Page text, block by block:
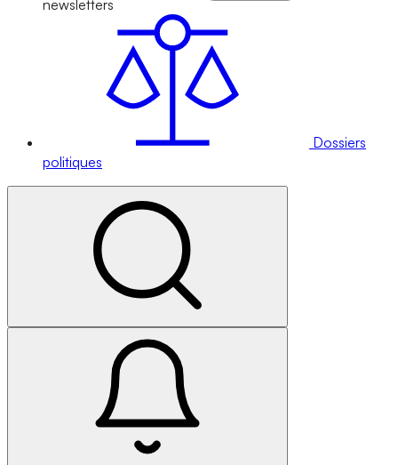
newsletters
Dossiers
politiques